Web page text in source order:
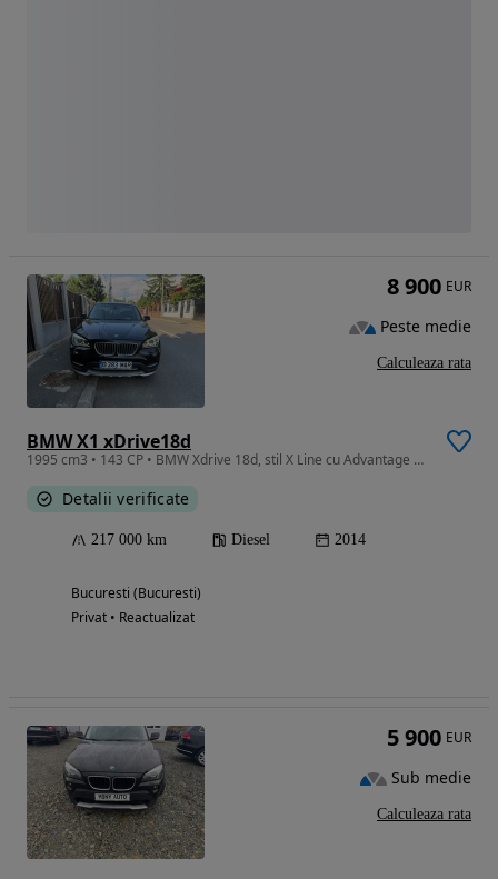
BMW X1 xDrive18d
1995 cm3 • 143 CP • BMW Xdrive 18d, stil X Line cu Advantage Plus Modern Line
Detalii verificate
217 000 km Diesel 2014
Bucuresti (Bucuresti)
Privat • Reactualizat
8 900 EUR
Peste medie
Calculeaza rata
5 900 EUR
Sub medie
Calculeaza rata